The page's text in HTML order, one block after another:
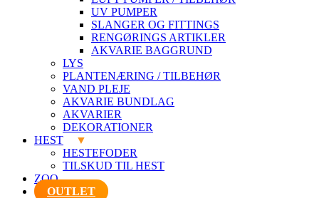
UV PUMPER
SLANGER OG FITTINGS
RENGØRINGS ARTIKLER
AKVARIE BAGGRUND
LYS
PLANTENÆRING / TILBEHØR
VAND PLEJE
AKVARIE BUNDLAG
AKVARIER
DEKORATIONER
HEST
HESTEFODER
TILSKUD TIL HEST
ZOO
OUTLET